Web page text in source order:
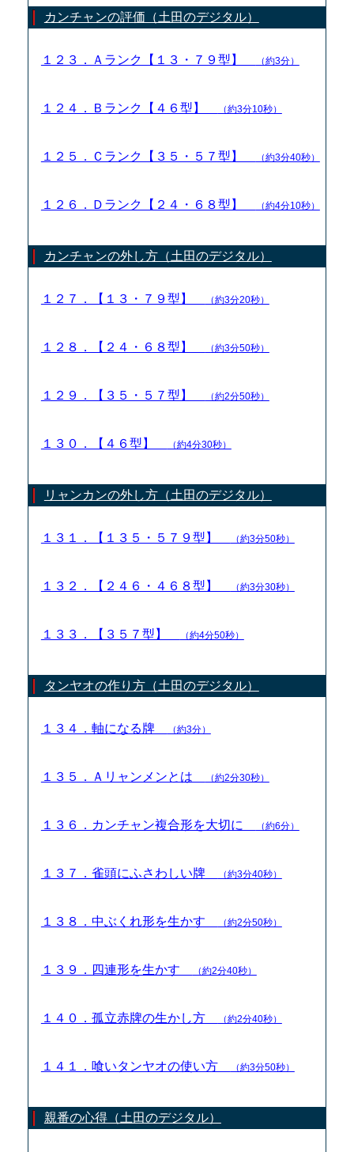
カンチャンの評価（土田のデジタル）
１２３．Ａランク【１３・７９型】 （約3分）
１２４．Ｂランク【４６型】 （約3分10秒）
１２５．Ｃランク【３５・５７型】 （約3分40秒）
１２６．Ｄランク【２４・６８型】 （約4分10秒）
カンチャンの外し方（土田のデジタル）
１２７．【１３・７９型】 （約3分20秒）
１２８．【２４・６８型】 （約3分50秒）
１２９．【３５・５７型】 （約2分50秒）
１３０．【４６型】 （約4分30秒）
リャンカンの外し方（土田のデジタル）
１３１．【１３５・５７９型】 （約3分50秒）
１３２．【２４６・４６８型】 （約3分30秒）
１３３．【３５７型】 （約4分50秒）
タンヤオの作り方（土田のデジタル）
１３４．軸になる牌 （約3分）
１３５．Ａリャンメンとは （約2分30秒）
１３６．カンチャン複合形を大切に （約6分）
１３７．雀頭にふさわしい牌 （約3分40秒）
１３８．中ぶくれ形を生かす （約2分50秒）
１３９．四連形を生かす （約2分40秒）
１４０．孤立赤牌の生かし方 （約2分40秒）
１４１．喰いタンヤオの使い方 （約3分50秒）
親番の心得（土田のデジタル）